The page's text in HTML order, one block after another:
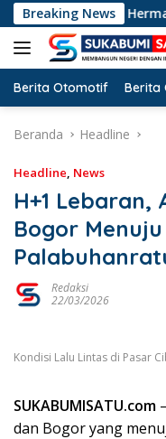
Langsung
ke
konten
Breaking News
Hermawan
Berita Otomotif Berita
Beranda Headline
Headline, News
H+1
Bogor
Redaksi
22/03/2026
Kondisi Lalu Lintas di Pasar
SUKABUMISATU.com
dan Bogor yang